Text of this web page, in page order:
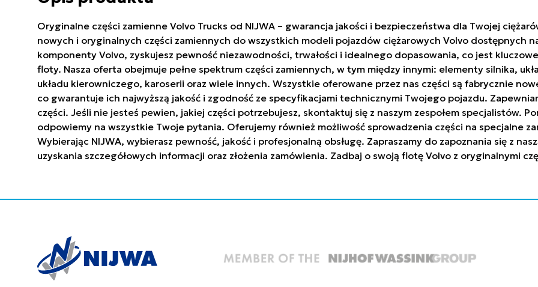
Oryginalne części zamienne Volvo Trucks od NIJWA – gwarancja jakości i bezpieczeństwa dla Twojej
nowych i oryginalnych części zamiennych do wszystkich modeli pojazdów ciężarowych Volvo dostępnych
komponenty Volvo, zyskujesz pewność niezawodności, trwałości i idealnego dopasowania, co jest
floty. Nasza oferta obejmuje pełne spektrum części zamiennych, w tym między innymi: elementy silnika,
układu kierowniczego, karoserii oraz wiele innych. Wszystkie oferowane przez nas części są fabrycznie
co gwarantuje ich najwyższą jakość i zgodność ze specyfikacjami technicznymi Twojego pojazdu.
części. Jeśli nie jesteś pewien, jakiej części potrzebujesz, skontaktuj się z naszym zespołem specjalistów.
odpowiemy na wszystkie Twoje pytania. Oferujemy również możliwość sprowadzenia części na specjalne
Wybierając NIJWA, wybierasz pewność, jakość i profesjonalną obsługę. Zapraszamy do zapoznania się z
uzyskania szczegółowych informacji oraz złożenia zamówienia. Zadbaj o swoją flotę Volvo z oryginalnymi